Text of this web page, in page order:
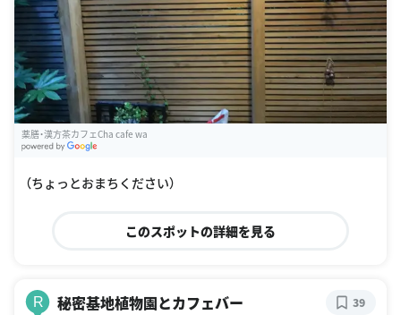
薬膳・漢方茶カフェCha cafe wa
（ちょっとおまちください）
このスポットの詳細を見る
R 秘密基地植物園とカフェバー 39